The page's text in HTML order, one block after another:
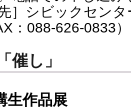
］シビックセン
088-626-0833）
し」
生作品展